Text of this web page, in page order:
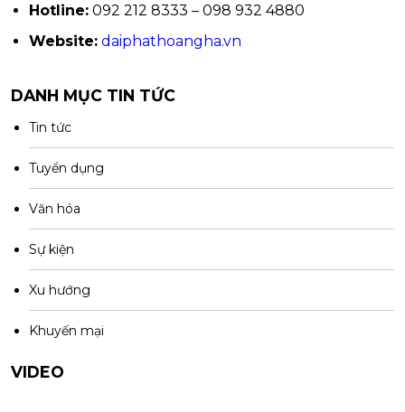
Hotline: 092 212 8333 – 098 932 4880
Website: daiphathoangha.vn
DANH MỤC TIN TỨC
Tin tức
Tuyển dụng
Văn hóa
Sự kiện
Xu hướng
Khuyến mại
VIDEO